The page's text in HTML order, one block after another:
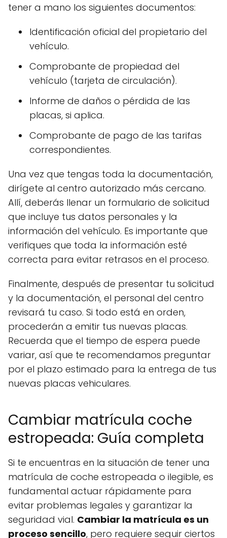
tener a mano los siguientes documentos:
Identificación oficial del propietario del
vehículo.
Comprobante de propiedad del
vehículo (tarjeta de circulación).
Informe de daños o pérdida de las
placas, si aplica.
Comprobante de pago de las tarifas
correspondientes.
Una vez que tengas toda la documentación,
dirígete al centro autorizado más cercano.
Allí, deberás llenar un formulario de solicitud
que incluye tus datos personales y la
información del vehículo. Es importante que
verifiques que toda la información esté
correcta para evitar retrasos en el proceso.
Finalmente, después de presentar tu solicitud
y la documentación, el personal del centro
revisará tu caso. Si todo está en orden,
procederán a emitir tus nuevas placas.
Recuerda que el tiempo de espera puede
variar, así que te recomendamos preguntar
por el plazo estimado para la entrega de tus
nuevas placas vehiculares.
Cambiar matrícula coche
estropeada: Guía completa
Si te encuentras en la situación de tener una
matrícula de coche estropeada o ilegible, es
fundamental actuar rápidamente para
evitar problemas legales y garantizar la
seguridad vial. Cambiar la matrícula es un
proceso sencillo, pero requiere seguir ciertos